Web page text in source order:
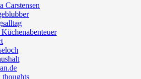
Carstensen
thoughts